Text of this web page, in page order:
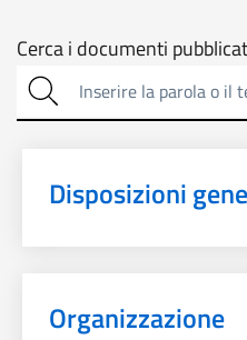
Cerca
sulla
Cerca i documenti
Disposizioni
Organizzazione